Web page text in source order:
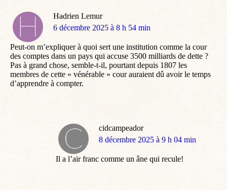
Hadrien Lemur
dit
6 décembre 2025 à 8 h 54 min
Peut-on m’expliquer à quoi sert une institution comme la cour
des comptes dans un pays qui accuse 3500 milliards de dette ?
Pas à grand chose, semble-t-il, pourtant depuis 1807 les
membres de cette « vénérable » cour auraient dû avoir le temps
d’apprendre à compter.
cidcampeador
dit
8 décembre 2025 à 9 h 04 min
Il a l’air franc comme un âne qui recule!